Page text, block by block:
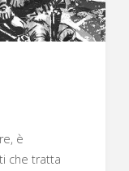
è
che tratta